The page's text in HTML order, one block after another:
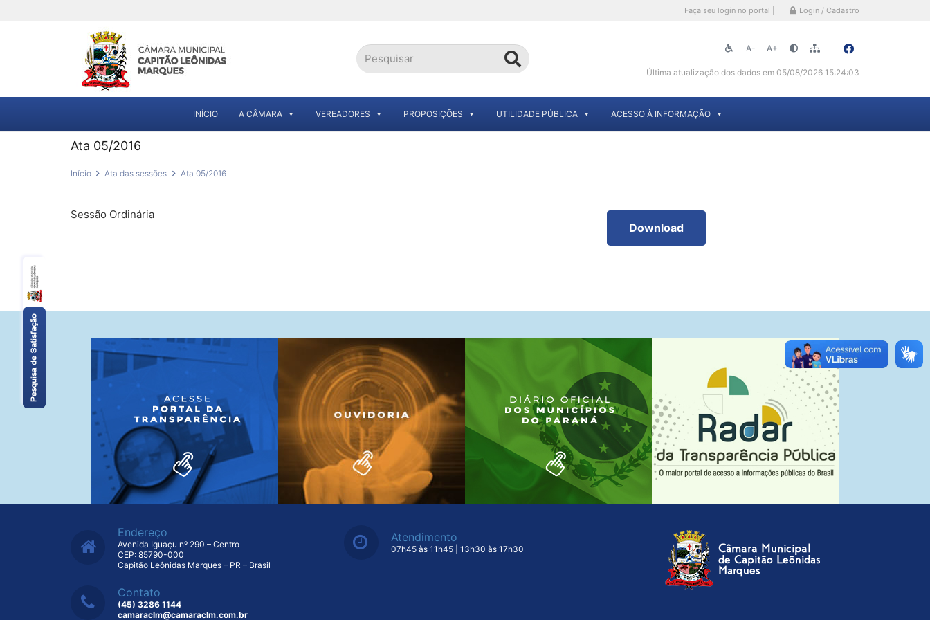
Faça seu login no portal | Login / Cadastro
A- A+
Última atualização dos dados em 05/08/2026 15:24:03
INÍCIO A CÂMARA VEREADORES PROPOSIÇÕES UTILIDADE PÚBLICA ACESSO À INFORMAÇÃO
Ata 05/2016
Início Ata das sessões Ata 05/2016
Sessão Ordinária
Download
Endereço
Avenida Iguaçu nº 290 – Centro
CEP: 85790-000
Capitão Leônidas Marques – PR – Brasil
Contato
(45) 3286 1144
camaraclm@camaraclm.com.br
Atendimento
07h45 às 11h45 | 13h30 às 17h30